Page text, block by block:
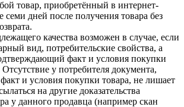
товар, приобретённый в интернет-
семи дней после получения товара без
качества возможен в случае, если
вид, потребительские свойства, а
факт и условия покупки
Отсутствие у потребителя документа,
и условия покупки товара, не лишает
на другие доказательства
у данного продавца (например скан